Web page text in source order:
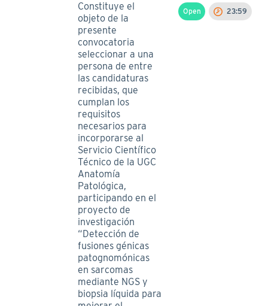
Constituye el
objeto de la
presente
convocatoria
seleccionar a una
persona de entre
las candidaturas
recibidas, que
cumplan los
requisitos
necesarios para
incorporarse al
Servicio Científico
Técnico de la UGC
Anatomía
Patológica,
participando en el
proyecto de
investigación
“Detección de
fusiones génicas
patognomónicas
en sarcomas
mediante NGS y
biopsia líquida para
Open 23:59